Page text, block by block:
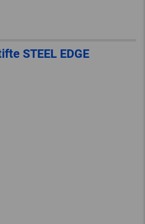
STEEL EDGE